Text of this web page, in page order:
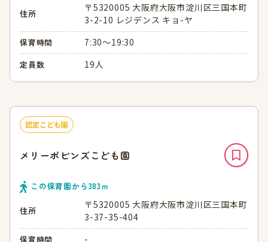
住所
〒5320005 大阪府大阪市淀川区三国本町
3-2-10 レジデンス キョ-ヤ
保育時間 7:30～19:30
定員数 19人
認定こども園
メリーポピンズこども園
この保育園から383ｍ
住所
〒5320005 大阪府大阪市淀川区三国本町
3-37-35-404
保育時間 -